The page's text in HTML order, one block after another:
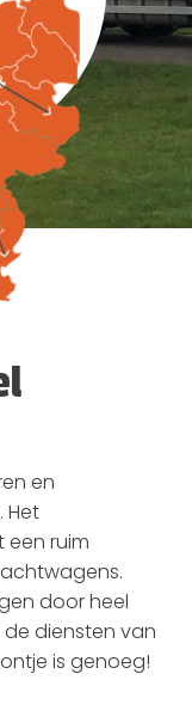
en
Het
ruim
door heel
de diensten van
is genoeg!